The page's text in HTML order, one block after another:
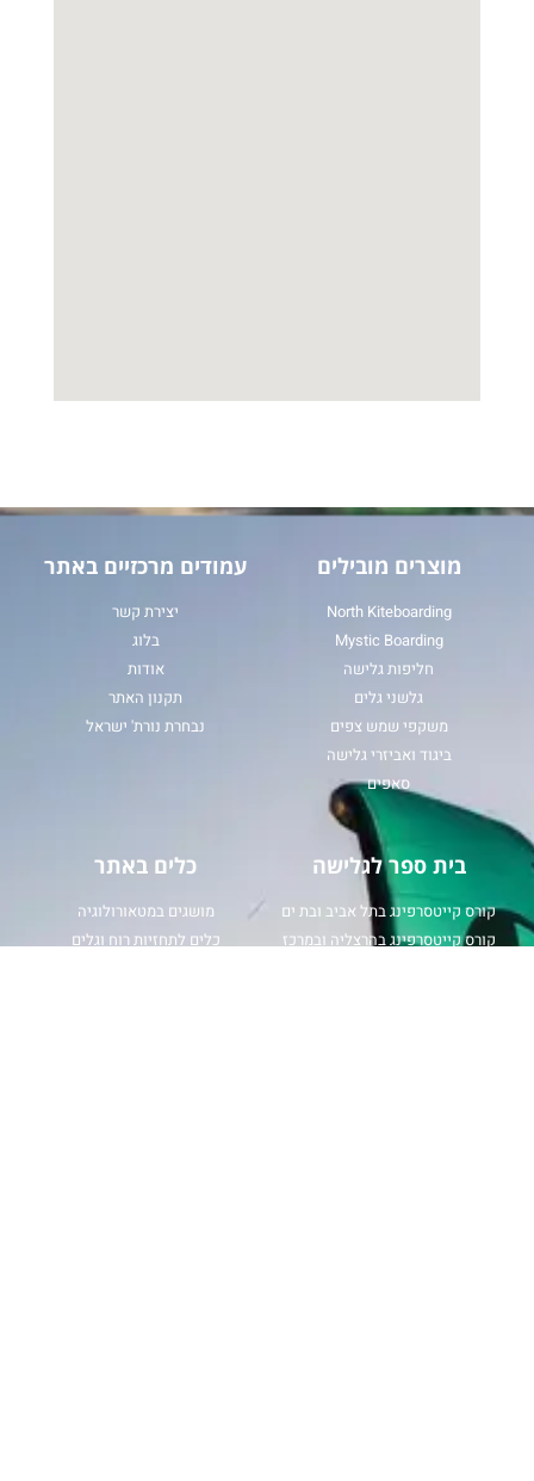
מוצרים מובילים
North Kiteboarding
Mystic Boarding
חליפות גלישה
גלשני גלים
משקפי שמש צפים
ביגוד ואביזרי גלישה
סאפים
עמודים מרכזיים באתר
יצירת קשר
בלוג
אודות
תקנון האתר
נבחרת נורת' ישראל
בית ספר לגלישה
קורס קייטסרפינג בתל אביב ובת ים
קורס קייטסרפינג בהרצליה ובמרכז
כלים באתר
מושגים במטאורולוגיה
כלים לתחזיות רוח וגלים